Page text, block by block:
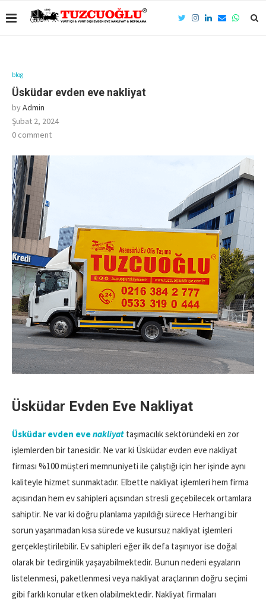
blog
Üsküdar evden eve nakliyat
byAdmin
Şubat 2, 2024
0 comment
Üsküdar Evden Eve Nakliyat
Üsküdar evden evenakliyat taşımacılık sektöründeki en zor
işlemlerden bir tanesidir. Ne var ki Üsküdar evden eve nakliyat
firması %100 müşteri memnuniyeti ile çalıştığı için her işinde aynı
kaliteyle hizmet sunmaktadır. Elbette nakliyat işlemleri hem firma
açısından hem ev sahipleri açısından stresli geçebilecek ortamlara
sahiptir. Ne var ki doğru planlama yapıldığı sürece Herhangi bir
sorun yaşanmadan kısa sürede ve kusursuz nakliyat işlemleri
gerçekleştirilebilir. Ev sahipleri eğer ilk defa taşınıyor ise doğal
olarak bir tedirginlik yaşayabilmektedir. Bunun nedeni eşyaların
listelenmesi, paketlenmesi veya nakliyat araçlarının doğru seçimi
gibi farklı konular etken olabilmektedir. Nakliyat firmaları